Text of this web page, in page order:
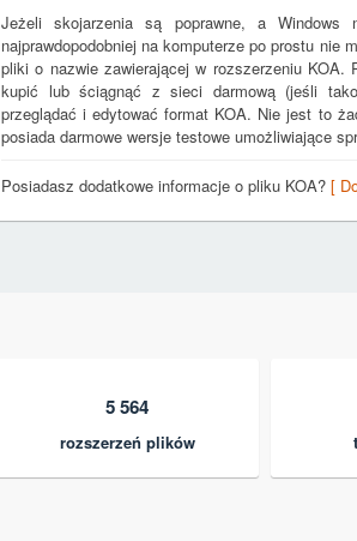
Jeżeli skojarzenia są poprawne, a
najprawdopodobniej na komputerze po prostu nie
pliki o nazwie zawierającej w rozszerzeniu KOA.
kupić lub ściągnąć z sieci darmową (jeśli
przeglądać i edytować format KOA. Nie jest to
posiada darmowe wersje testowe umożliwiające
Posiadasz dodatkowe informacje o pliku KOA? [
5 564
rozszerzeń plików